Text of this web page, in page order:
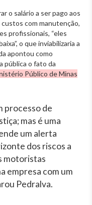
o salário a ser pago aos
com manutenção,
profissionais, “eles
o que inviabilizaria a
apontou como
pública o fato da
Público de Minas
processo de
mas é uma
um alerta
dos riscos a
motoristas
empresa com um
Pedralva.